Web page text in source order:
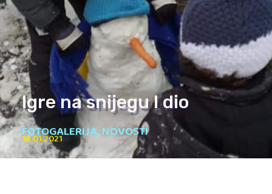
Igre na snijegu I dio
FOTOGALERIJA,NOVOSTI
18.01.2021